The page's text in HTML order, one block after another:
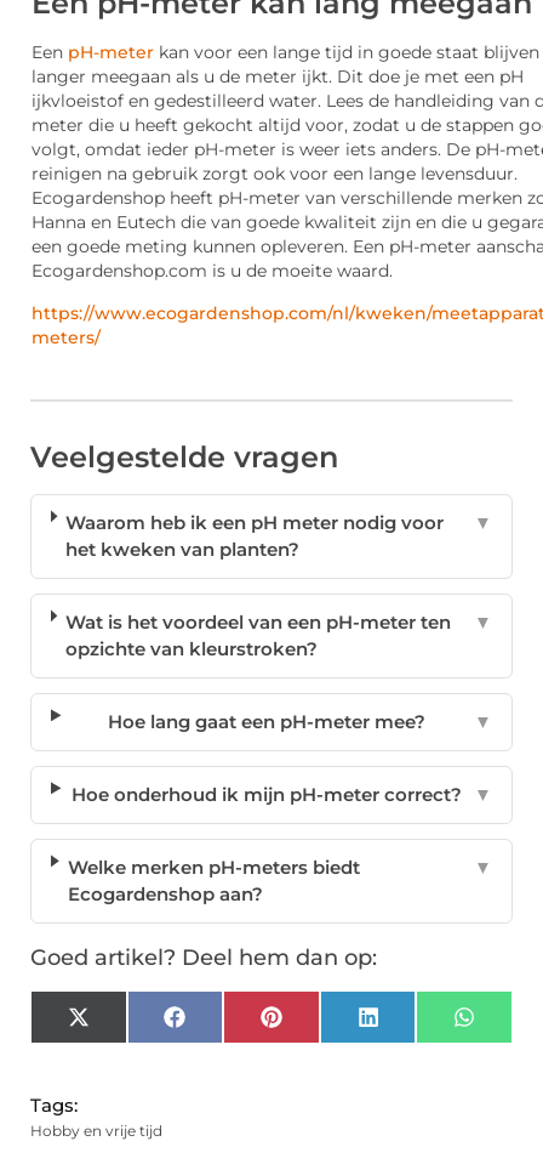
Een pH-meter kan voor een lange tijd in goede staat blijven
langer meegaan als u de meter ijkt. Dit doe je met een pH
ijkvloeistof en gedestilleerd water. Lees de handleiding van
meter die u heeft gekocht altijd voor, zodat u de stappen
volgt, omdat ieder pH-meter is weer iets anders. De pH-
reinigen na gebruik zorgt ook voor een lange levensduur.
Ecogardenshop heeft pH-meter van verschillende merken
Hanna en Eutech die van goede kwaliteit zijn en die u
een goede meting kunnen opleveren. Een pH-meter
Ecogardenshop.com is u de moeite waard.
https://www.ecogardenshop.com/nl/kweken/
meters/
Veelgestelde vragen
Waarom heb ik een pH meter nodig voor
het kweken van planten?
▼
Wat is het voordeel van een pH-meter ten
opzichte van kleurstroken?
▼
Hoe lang gaat een pH-meter mee? ▼
Hoe onderhoud ik mijn pH-meter correct? ▼
Welke merken pH-meters biedt
Ecogardenshop aan?
▼
Goed artikel? Deel hem dan op:
X
(Twitter)
FacebookPinterest LinkedIn
Tags:
Hobby en vrije tijd